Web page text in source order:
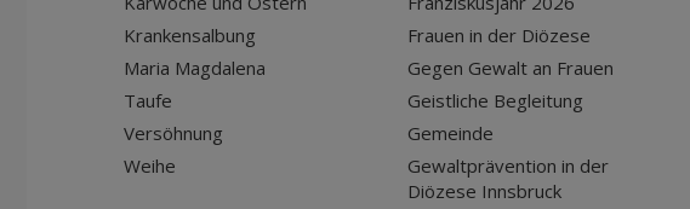
Krankensalbung
Maria Magdalena
Taufe
Versöhnung
Weihe
Frauen in der Diözese
Gegen Gewalt an Frauen
Geistliche Begleitung
Gemeinde
Gewaltprävention in der
Diözese Innsbruck